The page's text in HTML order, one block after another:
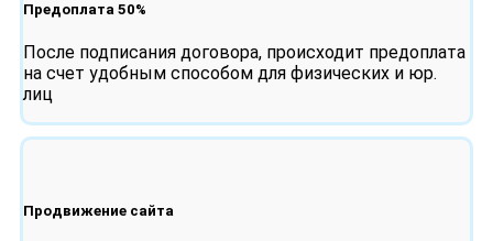
Предоплата 50%
После подписания договора, происходит предоплата
на счет удобным способом для физических и юр.
лиц
Продвижение сайта